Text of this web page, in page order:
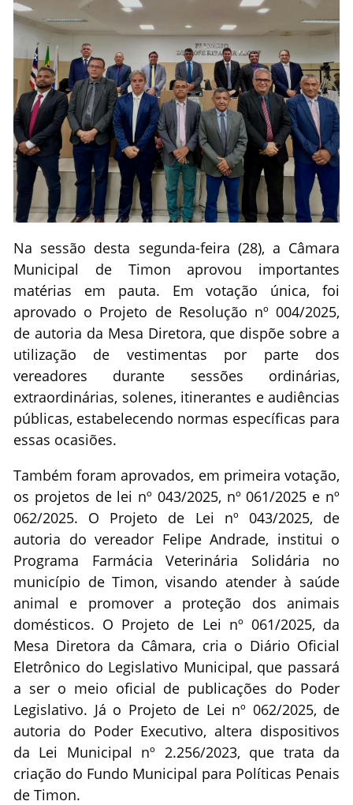
Na sessão desta segunda-feira (28), a Câmara
Municipal de Timon aprovou importantes
matérias em pauta. Em votação única, foi
aprovado o Projeto de Resolução nº 004/2025,
de autoria da Mesa Diretora, que dispõe sobre a
utilização de vestimentas por parte dos
vereadores durante sessões ordinárias,
extraordinárias, solenes, itinerantes e audiências
públicas, estabelecendo normas específicas para
essas ocasiões.
Também foram aprovados, em primeira votação,
os projetos de lei nº 043/2025, nº 061/2025 e nº
062/2025. O Projeto de Lei nº 043/2025, de
autoria do vereador Felipe Andrade, institui o
Programa Farmácia Veterinária Solidária no
município de Timon, visando atender à saúde
animal e promover a proteção dos animais
domésticos. O Projeto de Lei nº 061/2025, da
Mesa Diretora da Câmara, cria o Diário Oficial
Eletrônico do Legislativo Municipal, que passará
a ser o meio oficial de publicações do Poder
Legislativo. Já o Projeto de Lei nº 062/2025, de
autoria do Poder Executivo, altera dispositivos
da Lei Municipal nº 2.256/2023, que trata da
criação do Fundo Municipal para Políticas Penais
de Timon.